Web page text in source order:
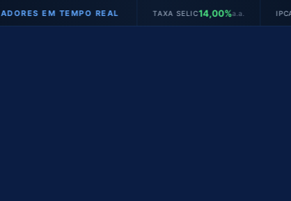
EM TEMPO REAL TAXA SELIC14,00%a.a. IPCA 0,16%